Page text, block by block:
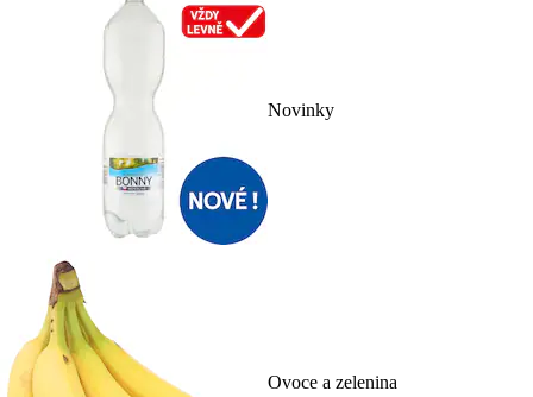
Novinky
Ovoce a zelenina